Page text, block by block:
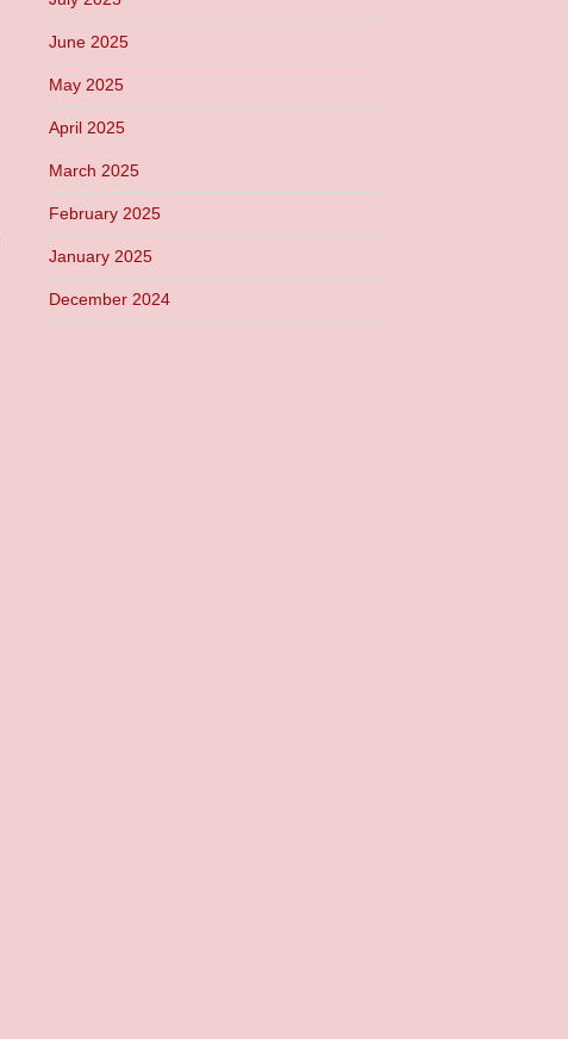
June 2025
May 2025
April 2025
March 2025
February 2025
January 2025
December 2024